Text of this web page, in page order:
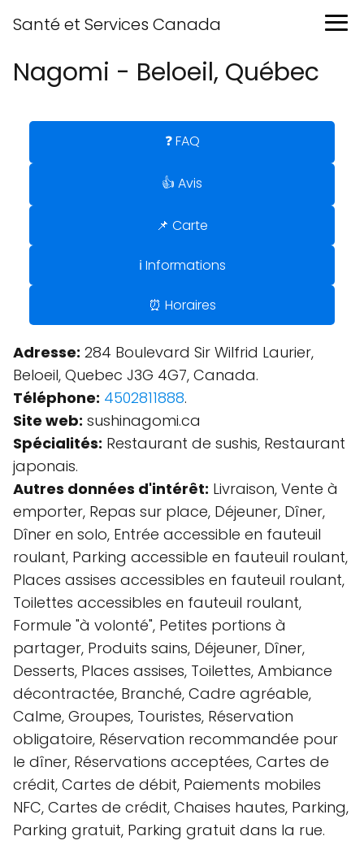
Santé et Services Canada
Nagomi - Beloeil, Québec
❓ FAQ
👍 Avis
📌 Carte
ℹ️ Informations
⏰ Horaires
Adresse: 284 Boulevard Sir Wilfrid Laurier,
Beloeil, Quebec J3G 4G7, Canada.
Téléphone: 4502811888.
Site web: sushinagomi.ca
Spécialités: Restaurant de sushis, Restaurant
japonais.
Autres données d'intérêt: Livraison, Vente à
emporter, Repas sur place, Déjeuner, Dîner,
Dîner en solo, Entrée accessible en fauteuil
roulant, Parking accessible en fauteuil roulant,
Places assises accessibles en fauteuil roulant,
Toilettes accessibles en fauteuil roulant,
Formule "à volonté", Petites portions à
partager, Produits sains, Déjeuner, Dîner,
Desserts, Places assises, Toilettes, Ambiance
décontractée, Branché, Cadre agréable,
Calme, Groupes, Touristes, Réservation
obligatoire, Réservation recommandée pour
le dîner, Réservations acceptées, Cartes de
crédit, Cartes de débit, Paiements mobiles
NFC, Cartes de crédit, Chaises hautes, Parking,
Parking gratuit, Parking gratuit dans la rue.